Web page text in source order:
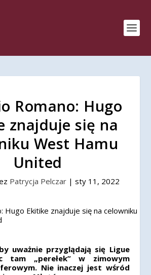
Romano: Hugo
znajduje się na
West Hamu
United
Patrycja Pelczar | sty 11, 2022
uważnie przyglądają się Ligue
tam „perełek” w zimowym
Nie inaczej jest wśród